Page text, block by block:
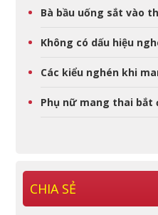
Bà bầu uống sắt vào
Không có dấu hiệu
Các kiểu nghén khi
Phụ nữ mang thai bắt
CHIA SẺ